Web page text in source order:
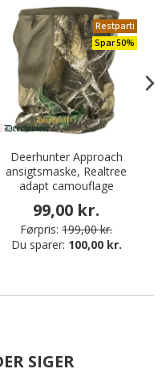
Restparti
Spar 50%
Deerhunter Approach
ansigtsmaske, Realtree
adapt camouflage
99,00 kr.
Førpris: 199,00 kr.
Du sparer: 100,00 kr.
SIGER